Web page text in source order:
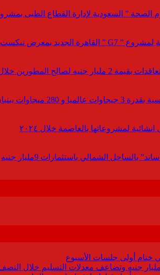
أولى جلسات الأسبوع